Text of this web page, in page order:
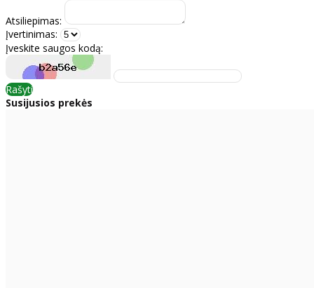
Atsiliepimas:
Įvertinimas:
Įveskite saugos kodą:
Rašyti
Susijusios prekės